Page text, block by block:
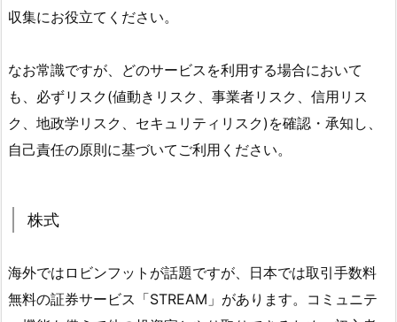
収集にお役立てください。
なお常識ですが、どのサービスを利用する場合において
も、必ずリスク(値動きリスク、事業者リスク、信用リス
ク、地政学リスク、セキュリティリスク)を確認・承知し、
自己責任の原則に基づいてご利用ください。
株式
海外ではロビンフットが話題ですが、日本では取引手数料
無料の証券サービス「STREAM」があります。コミュニテ